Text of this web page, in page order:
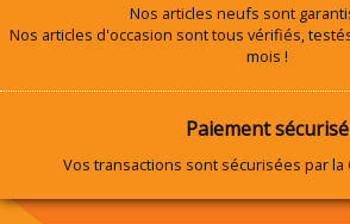
Nos articles neufs sont
Nos articles d'occasion sont tous vérifiés,
mois !
Paiement sécurisé
Vos transactions sont sécurisées par la